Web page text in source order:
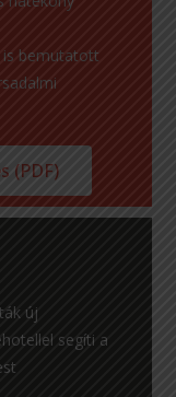
is bemutatott
(PDF)
új
segíti a